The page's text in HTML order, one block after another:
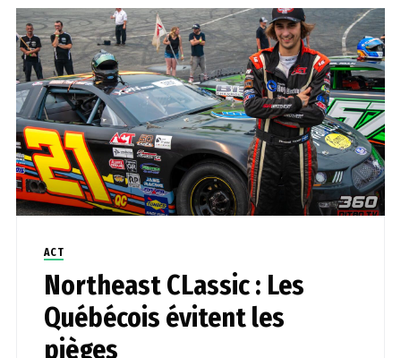
ACT
Northeast CLassic : Les
Québécois évitent les
pièges